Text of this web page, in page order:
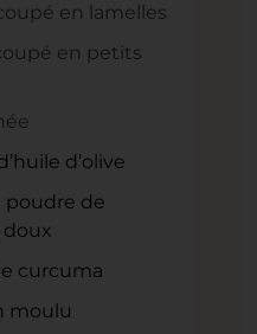
en lamelles
en petits
d’olive
poudre de
curcuma
moulu